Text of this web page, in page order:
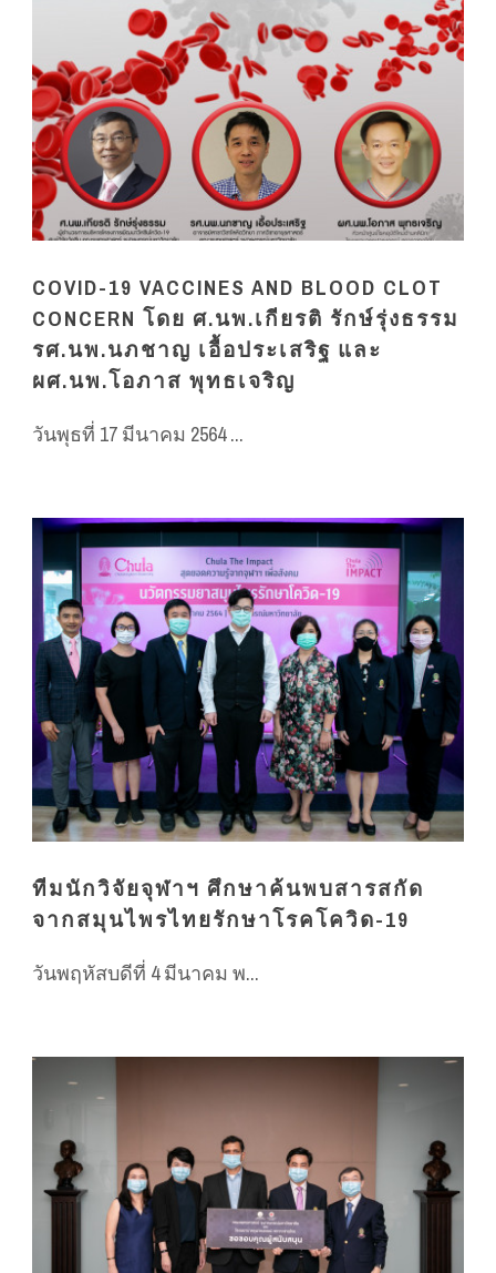
COVID-19 VACCINES AND BLOOD CLOT
CONCERN โดย ศ.นพ.เกียรติ รักษ์รุ่งธรรม
รศ.นพ.นภชาญ เอื้อประเสริฐ และ
ผศ.นพ.โอภาส พุทธเจริญ
วันพุธที่ 17 มีนาคม 2564 ...
ทีมนักวิจัยจุฬาฯ ศึกษาค้นพบสารสกัด
จากสมุนไพรไทยรักษาโรคโควิด-19
วันพฤหัสบดีที่ 4 มีนาคม พ...